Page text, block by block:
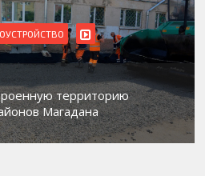
к пилотному проекту по
из групп
«Переправа»